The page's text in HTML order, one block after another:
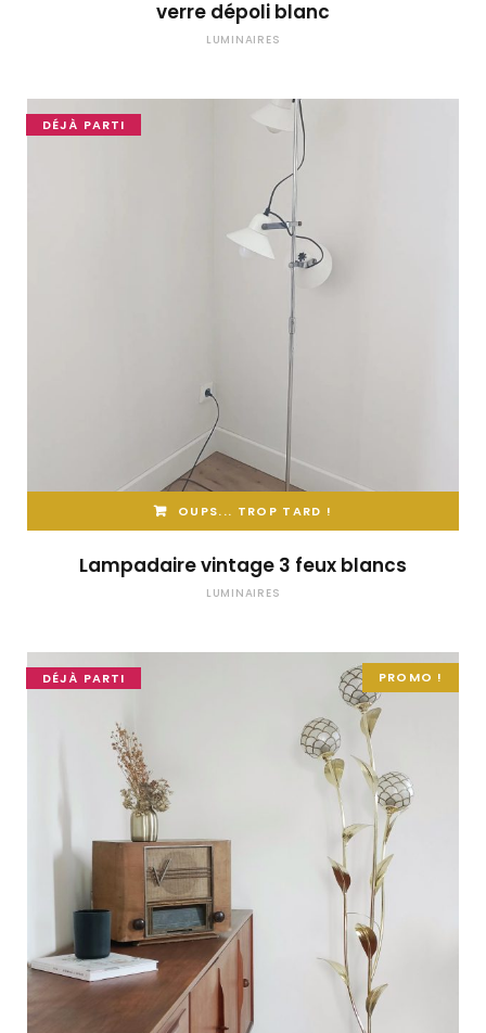
verre dépoli blanc
LUMINAIRES
DÉJÀ PARTI
OUPS... TROP TARD !
Lampadaire vintage 3 feux blancs
LUMINAIRES
PROMO !
DÉJÀ PARTI